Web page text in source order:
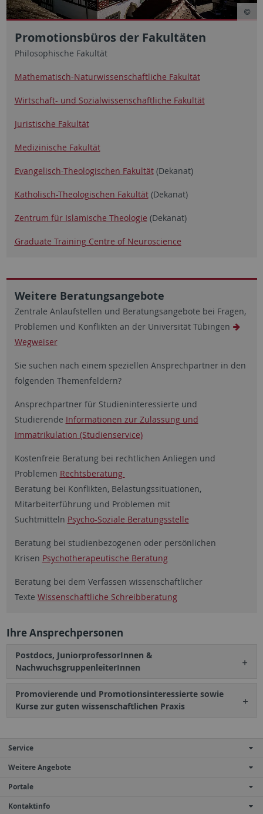
Promotionsbüros der Fakultäten
Philosophische Fakultät
Mathematisch-Naturwissenschaftliche Fakultät
Wirtschaft- und Sozialwissenschaftliche Fakultät
Juristische Fakultät
Medizinische Fakultät
Evangelisch-Theologischen Fakultät(Dekanat)
Katholisch-Theologischen Fakultät(Dekanat)
Zentrum für Islamische Theologie (Dekanat)
Graduate Training Centre of Neuroscience
Weitere Beratungsangebote
Zentrale Anlaufstellen und Beratungsangebote bei Fragen,
Problemen und Konflikten an der Universität Tübingen
Wegweiser
Sie suchen nach einem speziellen Ansprechpartner in den
folgenden Themenfeldern?
Ansprechpartner für Studieninteressierte und
Studierende Informationen zur Zulassung und
Immatrikulation (Studienservice)
Kostenfreie Beratung bei rechtlichen Anliegen und
Problemen Rechtsberatung
Beratung bei Konflikten, Belastungssituationen,
Mitarbeiterführung und Problemen mit
Suchtmitteln Psycho-Soziale Beratungsstelle
Beratung bei studienbezogenen oder persönlichen
Krisen Psychotherapeutische Beratung
Beratung bei dem Verfassen wissenschaftlicher
Texte Wissenschaftliche Schreibberatung
Ihre Ansprechpersonen
Postdocs, JuniorprofessorInnen &
NachwuchsgruppenleiterInnen
Promovierende und Promotionsinteressierte sowie
Kurse zur guten wissenschaftlichen Praxis
Service
Weitere Angebote
Portale
Kontaktinfo